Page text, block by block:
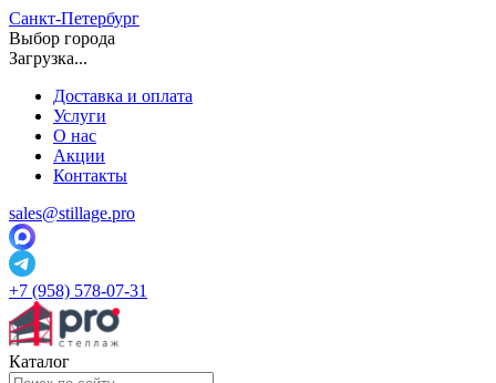
Санкт-Петербург
Выбор города
Загрузка...
Доставка и оплата
Услуги
О нас
Акции
Контакты
sales@stillage.pro
+7 (958) 578-07-31
Каталог